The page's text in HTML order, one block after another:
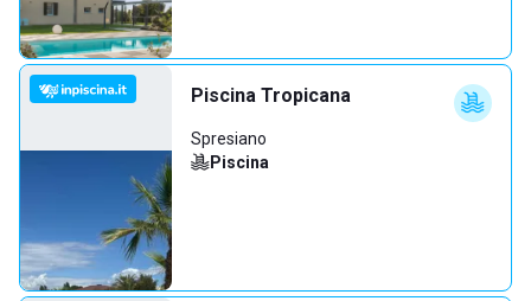
Piscina Tropicana
Spresiano
Piscina